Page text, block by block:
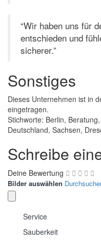
“Wir haben uns für
entschieden und
sicherer.”
Sonstiges
Dieses Unternehmen ist in
eingetragen.
Stichworte: Berlin,
Deutschland, Sachsen,
Schreibe
Deine Bewertung
Bilder auswählen
Service
Sauberkeit